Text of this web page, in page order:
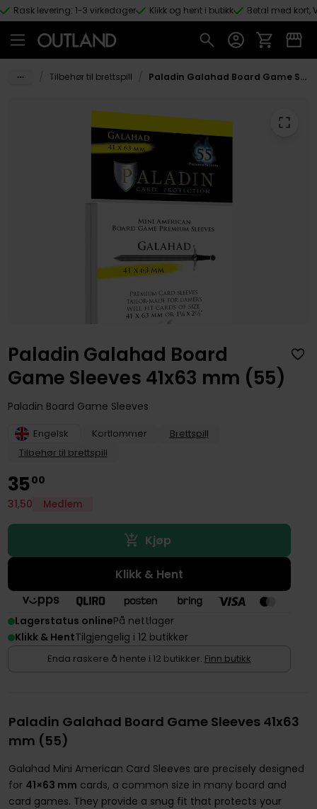
Hopp til hovedinnhold
Rask levering: 1-3 virkedager Klikk og hent i butikk Betal med kort,
Tilbehør til brettspill Paladin Galahad Board Game Sleeves 41x63 mm (55)
Paladin Galahad Board
Game Sleeves 41x63 mm (55)
Paladin Board Game Sleeves
Engelsk Kortlommer
Brettspill
Tilbehør til brettspill
3500
31,50 Medlem
Kjøp
Klikk & Hent
Lagerstatus onlinePå nettlager
Klikk & HentTilgjengelig i 12 butikker
Enda raskere å hente i 12 butikker. Finn butikk
Paladin Galahad Board Game Sleeves 41x63
mm (55)
Galahad Mini American Card Sleeves are precisely designed
for 41×63 mm cards, a common size in many board and
card games. They provide a snug fit that protects your